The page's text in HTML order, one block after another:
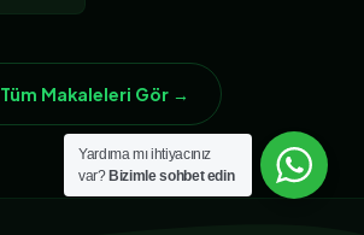
Tüm Makaleleri Gör →
Yardıma mı ihtiyacınız
var? Bizimle sohbet edin